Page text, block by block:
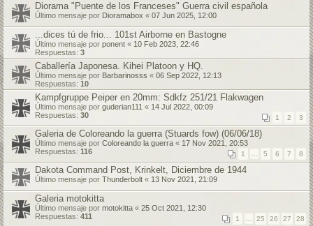
Diorama "Puente de los Franceses" Guerra civil española
Último mensaje por Dioramabox « 07 Jun 2025, 12:00
...dices tú de frio... 101st Airborne en Bastogne
Último mensaje por ponent « 10 Feb 2023, 22:46
Respuestas: 3
Caballería Japonesa. Kihei Platoon y HQ.
Último mensaje por Barbarinosss « 06 Sep 2022, 12:13
Respuestas: 10
Kampfgruppe Peiper en 20mm: Sdkfz 251/21 Flakwagen
Último mensaje por guderian111 « 14 Jul 2022, 00:09
Respuestas: 30 1 2 3
Galeria de Coloreando la guerra (Stuards fow) (06/06/18)
Último mensaje por Coloreando la guerra « 17 Nov 2021, 20:53
Respuestas: 116 1 5 6 7 8
Dakota Command Post, Krinkelt, Diciembre de 1944
Último mensaje por Thunderbolt « 13 Nov 2021, 21:09
Galeria motokitta
Último mensaje por motokitta « 25 Oct 2021, 12:30
Respuestas: 411 1 25 26 27 28